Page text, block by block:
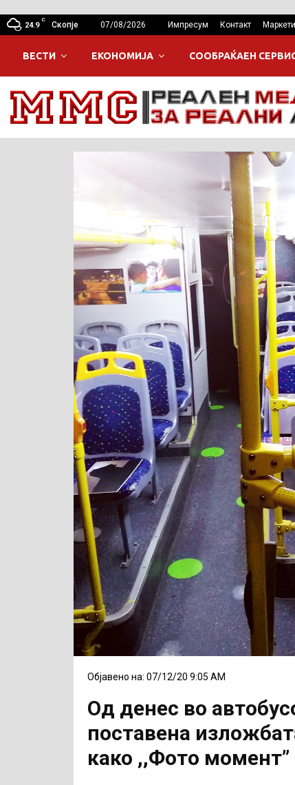
24.9
C
Скопје 07/08/2026 Импресум Контакт
ВЕСТИ ЕКОНОМИЈА СООБРАЌАЕН
Објавено на: 07/12/20 9:05 AM
Од денес во
поставена
како ,,Фото момент”